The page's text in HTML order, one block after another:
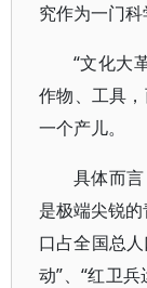
究作为一门科
“文化大
作物、工具
一个产儿。
具体而
是极端尖锐
口占全国总
动”、“红卫